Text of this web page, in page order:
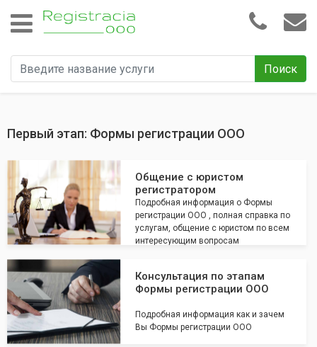
Поиск
Первый этап: Формы регистрации ООО
Общение с юристом
регистратором
Подробная информация о Формы
регистрации ООО , полная справка по
услугам, общение с юристом по всем
интересующим вопросам
Консультация по этапам
Формы регистрации ООО
Подробная информация как и зачем
Вы Формы регистрации ООО